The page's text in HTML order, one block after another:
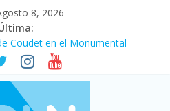
8, 2026
Coudet en el Monumental
más alto en dos décadas y ya
Fe
41.000 kioscos: el sector